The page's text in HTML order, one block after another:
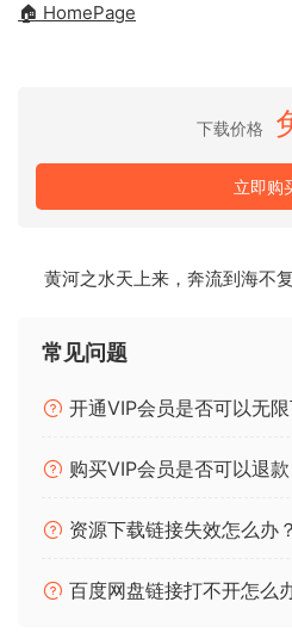
🏠 HomePage
下载价格
立即购
黄河之水天上来，奔流到海不
常见问题
开通VIP会员是否可以无限
购买VIP会员是否可以退款
资源下载链接失效怎么办？
百度网盘链接打不开怎么